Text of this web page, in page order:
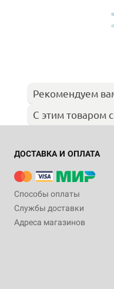
Рекомендуем
С этим товаром
ДОСТАВКА И ОПЛАТА
Способы оплаты
Службы доставки
Адреса магазинов